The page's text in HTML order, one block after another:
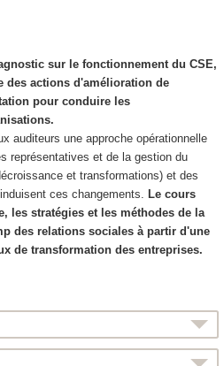
sur le fonctionnement du CSE,
des actions d'amélioration de
pour conduire les
auditeurs une approche opérationnelle
représentatives et de la gestion du
et transformations) et des
ces changements. Le cours
les stratégies et les méthodes de la
des relations sociales à partir d'une
de transformation des entreprises.